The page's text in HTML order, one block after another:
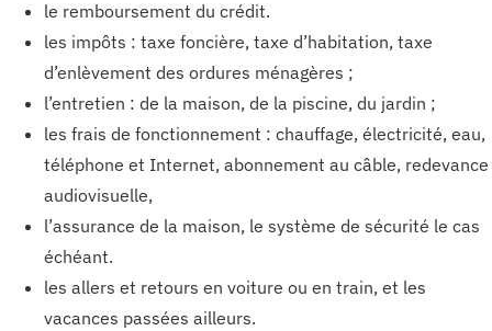
le remboursement du crédit.
les impôts : taxe foncière, taxe d’habitation, taxe
d’enlèvement des ordures ménagères ;
l’entretien : de la maison, de la piscine, du jardin ;
les frais de fonctionnement : chauffage, électricité, eau,
téléphone et Internet, abonnement au câble, redevance
audiovisuelle,
l’assurance de la maison, le système de sécurité le cas
échéant.
les allers et retours en voiture ou en train, et les
vacances passées ailleurs.